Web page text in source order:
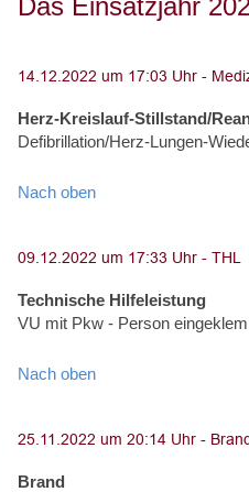
Das Einsatzjahr
Herz-Kreislauf-Stillstand/
Defibrillation/Herz-Lungen-
Nach oben
Technische Hilfeleistung
VU mit Pkw - Person
Nach oben
Brand